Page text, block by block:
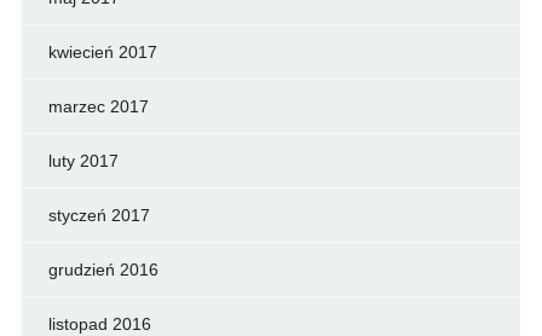
kwiecień 2017
marzec 2017
luty 2017
styczeń 2017
grudzień 2016
listopad 2016